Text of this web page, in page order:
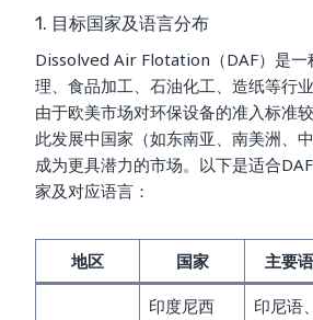
1. 目标国家及语言分布
Dissolved Air Flotation（DAF）是一
理、食品加工、石油化工、造纸等行
由于欧美市场对环保设备的准入标准
此发展中国家（如东南亚、南美洲、
成为更具潜力的市场。以下是适合
家及对应语言：
地区 国家 主要
印度尼西
印尼语